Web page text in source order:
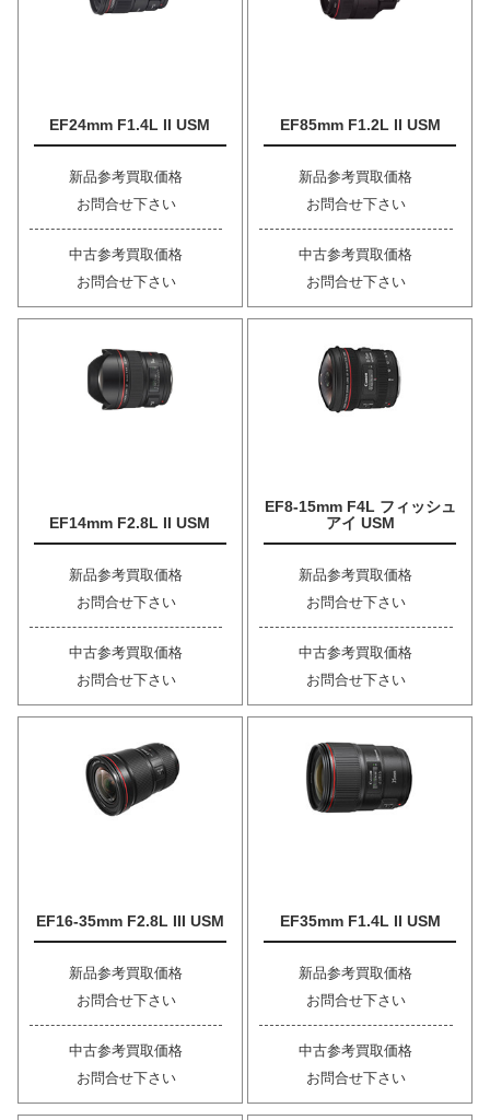
EF24mm F1.4L II USM
新品参考買取価格
お問合せ下さい
中古参考買取価格
お問合せ下さい
EF85mm F1.2L II USM
新品参考買取価格
お問合せ下さい
中古参考買取価格
お問合せ下さい
EF14mm F2.8L II USM
新品参考買取価格
お問合せ下さい
中古参考買取価格
お問合せ下さい
EF8-15mm F4L フィッシュ
アイ USM
新品参考買取価格
お問合せ下さい
中古参考買取価格
お問合せ下さい
EF16-35mm F2.8L III USM
新品参考買取価格
お問合せ下さい
中古参考買取価格
お問合せ下さい
EF35mm F1.4L II USM
新品参考買取価格
お問合せ下さい
中古参考買取価格
お問合せ下さい